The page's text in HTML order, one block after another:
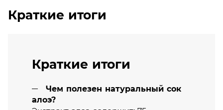
Краткие итоги
Краткие итоги
Чем полезен натуральный сок
алоэ?